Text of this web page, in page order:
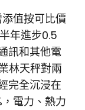
值按可比價
年進步0.5
訊和其他電
林天秤對兩
完全沉浸在
電力、熱力